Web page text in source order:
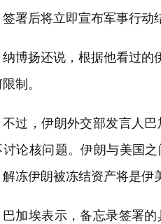
署后将立即宣布军事行动
纳博扬还说，根据他看过的
制。
不过，伊朗外交部发言人
论核问题。伊朗与美国
冻伊朗被冻结资产将是伊
巴加埃表示，备忘录签署